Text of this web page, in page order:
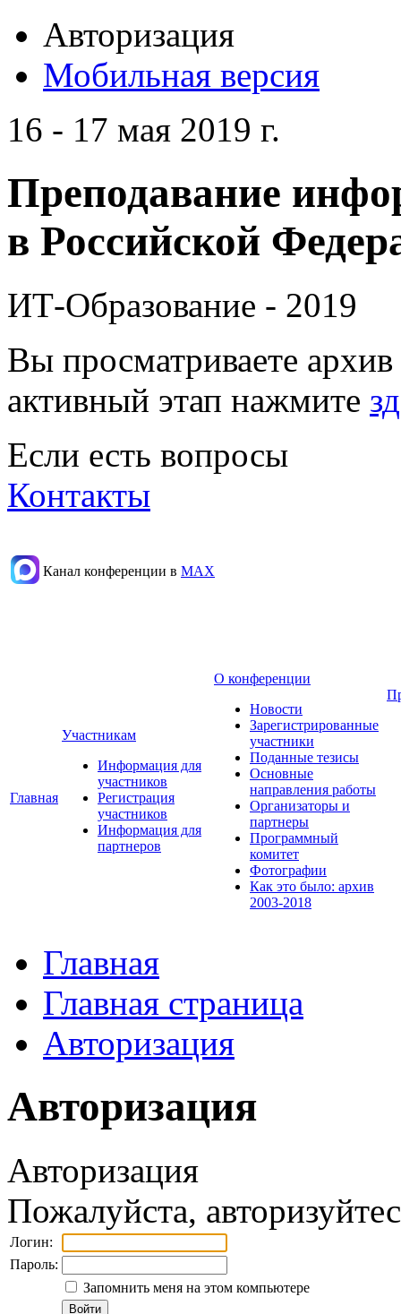
Авторизация
Мобильная версия
16 - 17 мая 2019 г.
Преподавание
в Российской
ИТ-Образование - 2019
Вы просматриваете
активный этап нажмите
Если есть вопросы
Контакты
Канал конференции в МАХ
Главная
Участникам
Информация для
участников
Регистрация
участников
Информация для
партнеров
О конференции
Новости
Зарегистрированные
участники
Поданные тезисы
Основные
направления работы
Организаторы и
партнеры
Программный
комитет
Фотографии
Как это было: архив
2003-2018
Главная
Главная страница
Авторизация
Авторизация
Авторизация
Пожалуйста,
Логин:
Пароль:
Запомнить меня на этом компьютере